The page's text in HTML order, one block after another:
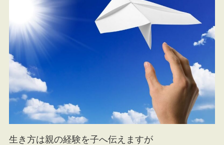
生き方は親の経験を子へ伝えますが